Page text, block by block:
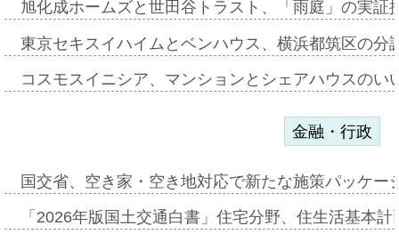
旭化成ホームズと世田谷トラスト、「雨庭」の実
東京セキスイハイムとベンハウス、横浜都筑区の
コスモスイニシア、マンションとシェアハウスの
金融・行政
国交省、空き家・空き地対応で新たな施策パッケ
「2026年版国土交通白書」住宅分野、住生活基本